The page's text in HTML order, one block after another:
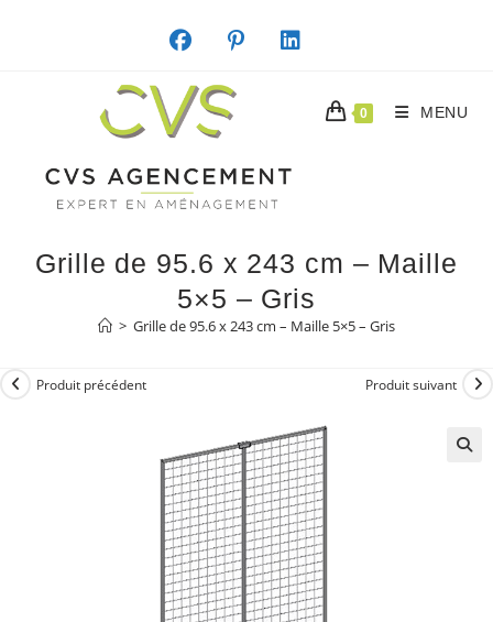
0 MENU
Grille de 95.6 x 243 cm – Maille
5×5 – Gris
> Grille de 95.6 x 243 cm – Maille 5×5 – Gris
Produit précédent Produit suivant